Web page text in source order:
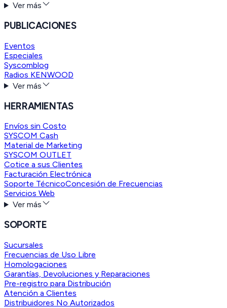
Ver más
PUBLICACIONES
Eventos
Especiales
Syscomblog
Radios KENWOOD
Ver más
HERRAMIENTAS
Envíos sin Costo
SYSCOM Cash
Material de Marketing
SYSCOM OUTLET
Cotice a sus Clientes
Facturación Electrónica
Soporte TécnicoConcesión de Frecuencias
Servicios Web
Ver más
SOPORTE
Sucursales
Frecuencias de Uso Libre
Homologaciones
Garantías, Devoluciones y Reparaciones
Pre-registro para Distribución
Atención a Clientes
Distribuidores No Autorizados